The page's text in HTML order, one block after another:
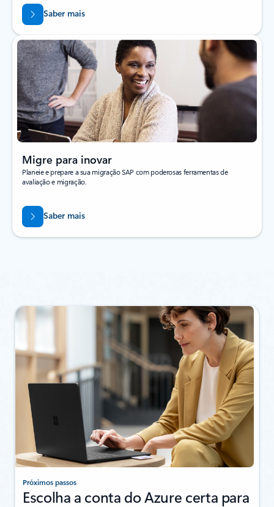
Saber mais
Migre para inovar
Planeie e prepare a sua migração SAP com poderosas ferramentas de
avaliação e migração.
Saber mais
Próximos passos
Escolha a conta do Azure certa para